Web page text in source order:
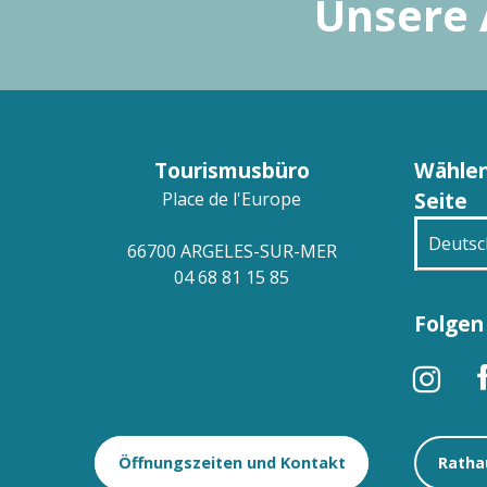
Tourismusbüro
Place de l'Europe
66700 ARGELES-SUR-MER
04 68 81 15 85
Öffnungszeiten und Kontakt
Seite